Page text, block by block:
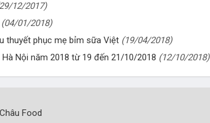
12/2017)
(04/01/2018)
thuyết phục mẹ bỉm sữa Việt (19/04/2018)
Nội năm 2018 từ 19 đến 21/10/2018 (12/10/2018)
Food